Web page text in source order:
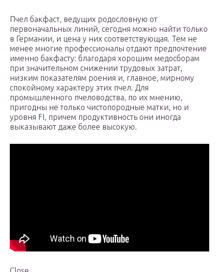
Пчел бакфаст, ведущих родословную от
первоначальных линий, сегодня можно найти только
в Германии, и цена у них соответствующая. Тем не
менее многие профессионалы отдают предпочтение
именно бакфасту: благодаря хорошим медосборам
при значительном снижении трудовых затрат,
низким показателям роения и, главное, мирному
спокойному характеру этих пчел. Для
промышленного пчеловодства, по их мнению,
пригодны не только чистопородные матки, но и
уровня FI, причем продуктивность они иногда
выказывают даже более высокую.